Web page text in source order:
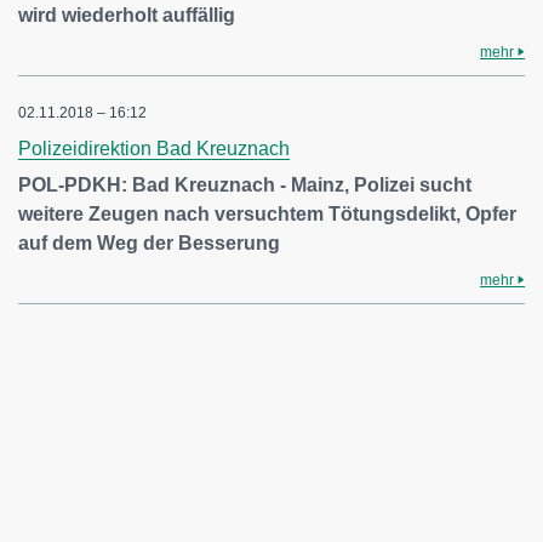
wird wiederholt auffällig
mehr
02.11.2018 – 16:12
Polizeidirektion Bad Kreuznach
POL-PDKH: Bad Kreuznach - Mainz, Polizei sucht
weitere Zeugen nach versuchtem Tötungsdelikt, Opfer
auf dem Weg der Besserung
mehr